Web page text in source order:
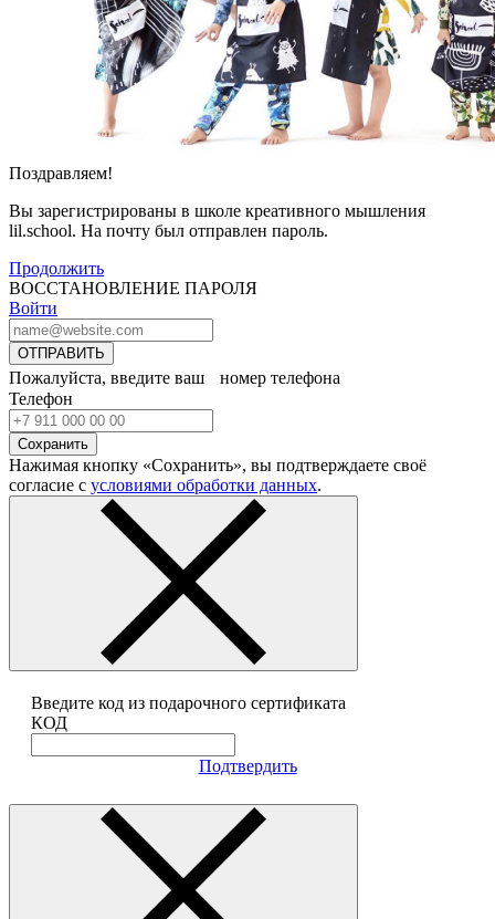
Поздравляем!
Вы зарегистрированы в школе креативного мышления
lil.school. На почту был отправлен пароль.
Продолжить
ВОССТАНОВЛЕНИЕ ПАРОЛЯ
Войти
ОТПРАВИТЬ
Пожалуйста, введите ваш номер телефона
Телефон
Сохранить
Нажимая кнопку «Сохранить», вы подтверждаете своё
согласие с условиями обработки данных.
Введите код из подарочного сертификата
КОД
Подтвердить